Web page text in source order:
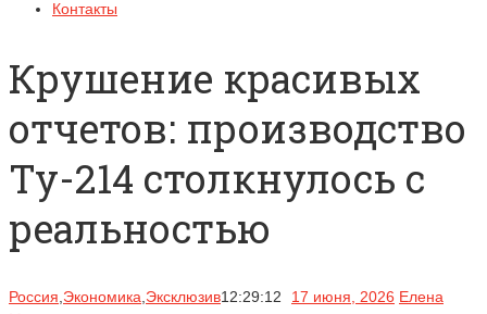
Контакты
Крушение красивых
отчетов: производство
Ту-214 столкнулось с
реальностью
Россия Экономика Эксклюзив12:29:12 17 июня, 2026 Елена